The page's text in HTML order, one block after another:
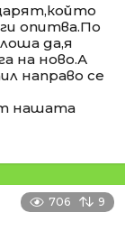
опитва.По
да,я
на ново.А
направо се
нашата
706 9